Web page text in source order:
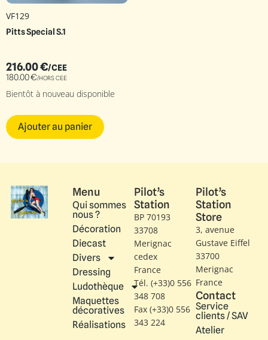
VF129
Pitts Special S.1
216.00€/CEE
180.00€/HORS CEE
Bientôt à nouveau disponible
Ajouter au panier
Menu
Qui sommes
nous ?
Décoration
Diecast
Divers
Dressing
Ludothèque
Maquettes
décoratives
Réalisations
Pilot’s
Station
BP 70193
33708
Merignac
cedex
France
Tél. (+33)0 556
348 708
Fax (+33)0 556
343 224
Pilot’s
Station
Store
3, avenue
Gustave Eiffel​
33700
Merignac
France
Contact
Service
clients / SAV
Atelier